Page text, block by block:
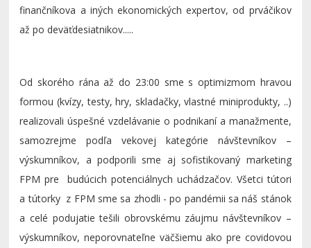
finančníkova a iných ekonomických expertov, od prváčikov
až po deväťdesiatnikov.....
Od skorého rána až do 23:00 sme s optimizmom hravou
formou (kvízy, testy, hry, skladačky, vlastné miniprodukty, ..)
realizovali úspešné vzdelávanie o podnikaní a manažmente,
samozrejme podľa vekovej kategórie návštevníkov –
výskumníkov, a podporili sme aj sofistikovaný marketing
FPM pre budúcich potenciálnych uchádzačov. Všetci tútori
a tútorky z FPM sme sa zhodli - po pandémii sa náš stánok
a celé podujatie tešili obrovskému záujmu návštevníkov –
výskumníkov, neporovnateľne väčšiemu ako pre covidovou